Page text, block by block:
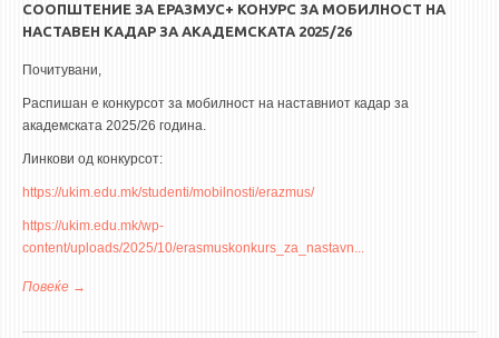
СООПШТЕНИЕ ЗА ЕРАЗМУС+ КОНУРС ЗА МОБИЛНОСТ НА
НАСТАВЕН КАДАР ЗА АКАДЕМСКАТА 2025/26
Почитувани,
Распишан е конкурсот за мобилност на наставниот кадар за
академската 2025/26 година.
Линкови од конкурсот:
https://ukim.edu.mk/studenti/mobilnosti/erazmus/
https://ukim.edu.mk/wp-
content/uploads/2025/10/erasmuskonkurs_za_nastavn...
Повеќе за Соопштение за Еразмус+ Конурс за мобилност на наставен